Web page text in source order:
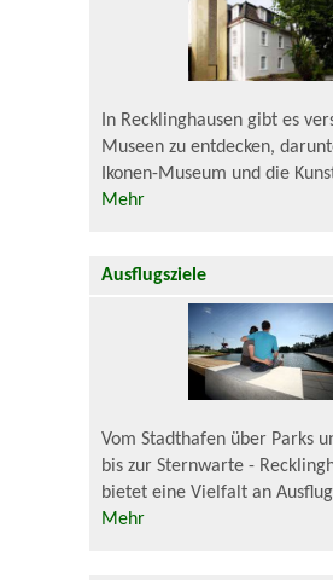
In Recklinghausen gibt es
Museen zu entdecken,
Ikonen-Museum und die
Mehr
Ausflugsziele
Vom Stadthafen über Parks
bis zur Sternwarte -
bietet eine Vielfalt an
Mehr